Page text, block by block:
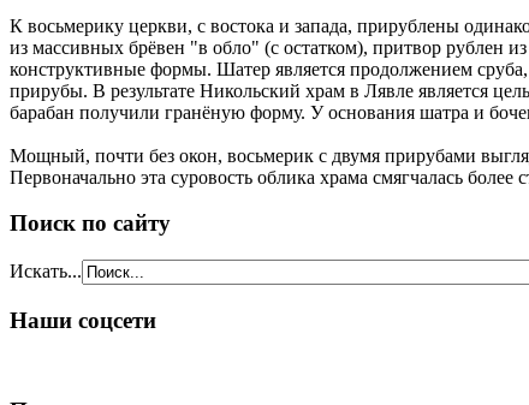
К восьмерику церкви, с востока и запада, прирублены
из массивных брёвен "в обло" (с остатком), притвор рублен
конструктивные формы. Шатер является продолжением
прирубы. В результате Никольский храм в Лявле является
барабан получили гранёную форму. У основания шатра и
Мощный, почти без окон, восьмерик с двумя прирубами
Первоначально эта суровость облика храма смягчалась
Поиск по сайту
Искать...
Наши соцсети